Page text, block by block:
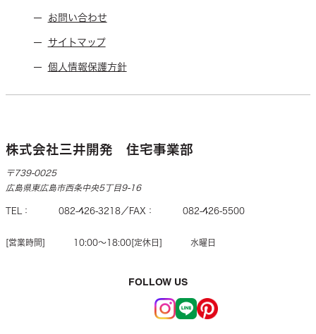
株式会社三井開発 住宅事業部
〒739-0025
広島県東広島市西条中央5丁目9-16
TEL 082-426-3218 FAX 082-426-5500
営業時間 10:00〜18:00 定休日 水曜日
FOLLOW US
お問い合わせ
サイトマップ
個人情報保護方針